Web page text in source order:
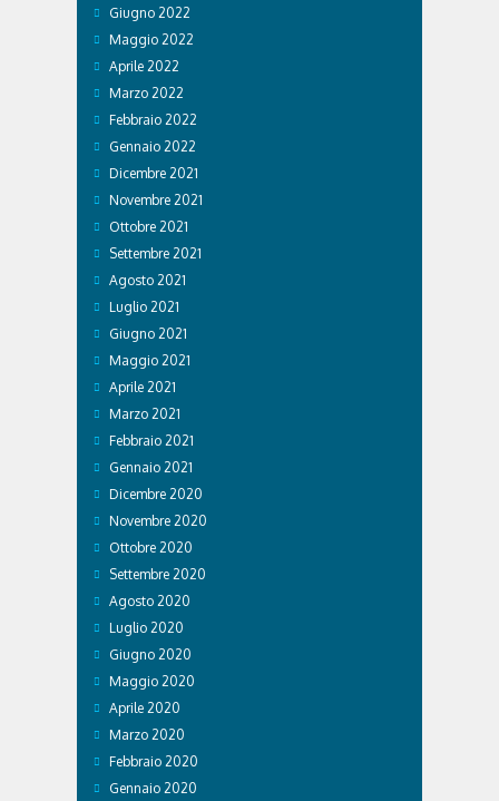
Giugno 2022
Maggio 2022
Aprile 2022
Marzo 2022
Febbraio 2022
Gennaio 2022
Dicembre 2021
Novembre 2021
Ottobre 2021
Settembre 2021
Agosto 2021
Luglio 2021
Giugno 2021
Maggio 2021
Aprile 2021
Marzo 2021
Febbraio 2021
Gennaio 2021
Dicembre 2020
Novembre 2020
Ottobre 2020
Settembre 2020
Agosto 2020
Luglio 2020
Giugno 2020
Maggio 2020
Aprile 2020
Marzo 2020
Febbraio 2020
Gennaio 2020